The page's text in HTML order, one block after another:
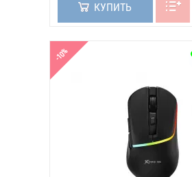
КУПИТЬ
-10%